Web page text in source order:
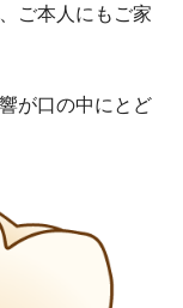
ご本人にもご家
が口の中にとど